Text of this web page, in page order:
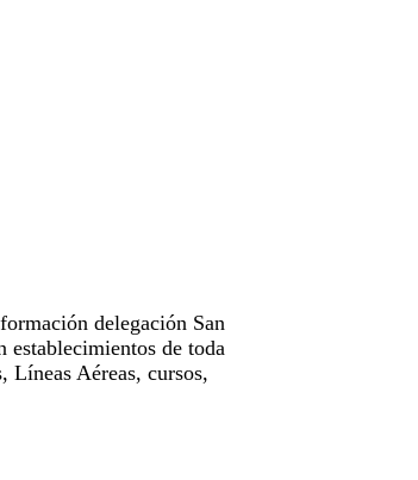
delegación San
de toda
Líneas Aéreas, cursos,